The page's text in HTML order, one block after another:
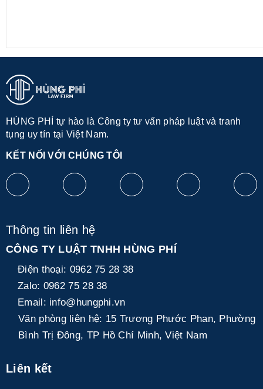
HÙNG PHÍ tự hào là Công ty tư vấn pháp luật và tranh
tụng uy tín tại Việt Nam.
KẾT NỐI VỚI CHÚNG TÔI
Thông tin liên hệ
CÔNG TY LUẬT TNHH HÙNG PHÍ
Điện thoại: 0962 75 28 38
Zalo: 0962 75 28 38
Email: info@hungphi.vn
Văn phòng liên hệ: 15 Trương Phước Phan, Phường
Bình Trị Đông, TP Hồ Chí Minh, Việt Nam
Liên kết